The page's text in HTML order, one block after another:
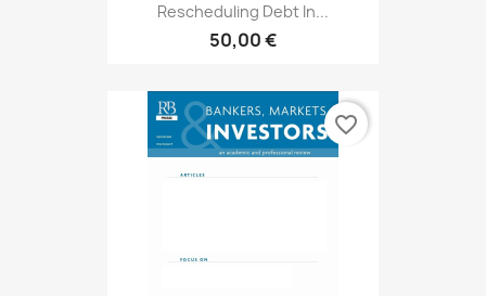
Rescheduling Debt In...
50,00 €
favorite_border